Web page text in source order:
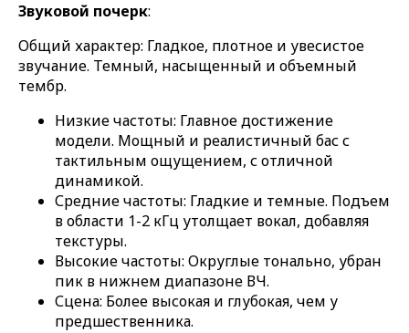
Звуковой почерк:
Общий характер: Гладкое, плотное и увесистое
звучание. Темный, насыщенный и объемный
тембр.
Низкие частоты: Главное достижение
модели. Мощный и реалистичный бас с
тактильным ощущением, с отличной
динамикой.
Средние частоты: Гладкие и темные. Подъем
в области 1-2 кГц утолщает вокал, добавляя
текстуры.
Высокие частоты: Округлые тонально, убран
пик в нижнем диапазоне ВЧ.
Сцена: Более высокая и глубокая, чем у
предшественника.